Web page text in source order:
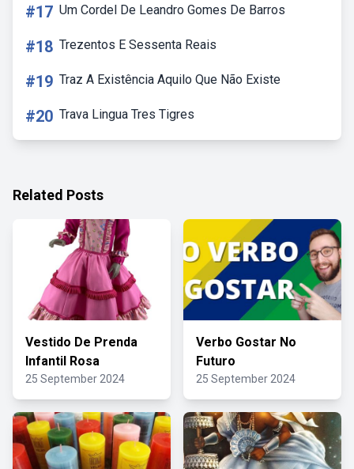
#17 Um Cordel De Leandro Gomes De Barros
#18 Trezentos E Sessenta Reais
#19 Traz A Existência Aquilo Que Não Existe
#20 Trava Lingua Tres Tigres
Related Posts
Vestido De Prenda
Infantil Rosa
25 September 2024
Verbo Gostar No
Futuro
25 September 2024